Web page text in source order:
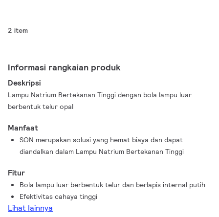
2 item
Informasi rangkaian produk
Deskripsi
Lampu Natrium Bertekanan Tinggi dengan bola lampu luar
berbentuk telur opal
Manfaat
SON merupakan solusi yang hemat biaya dan dapat
diandalkan dalam Lampu Natrium Bertekanan Tinggi
Fitur
Bola lampu luar berbentuk telur dan berlapis internal putih
Efektivitas cahaya tinggi
Lihat lainnya